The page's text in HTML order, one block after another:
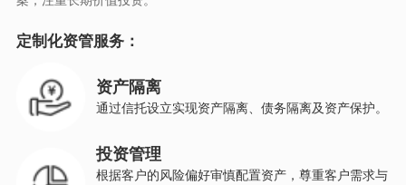
定制化资管服务：
资产隔离
通过信托设立实现资产隔离、债务隔离及资产保护。
投资管理
根据客户的风险偏好审慎配置资产，尊重客户需求与